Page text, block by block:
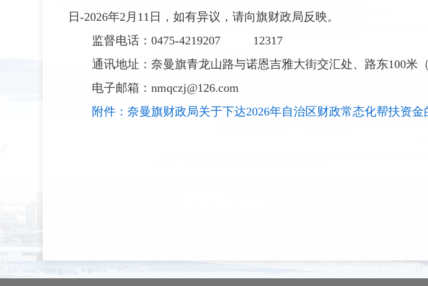
日-2026年2月11日，如有异议，请向旗财政局反映。
监督电话：0475-4219207
12317
通讯地址： 奈曼旗青龙山路与诺恩吉雅大街交汇处、路东100米
电子邮箱：nmqczj@126.com
附件：奈曼旗财政局关于下达2026年自治区财政常态化帮扶资